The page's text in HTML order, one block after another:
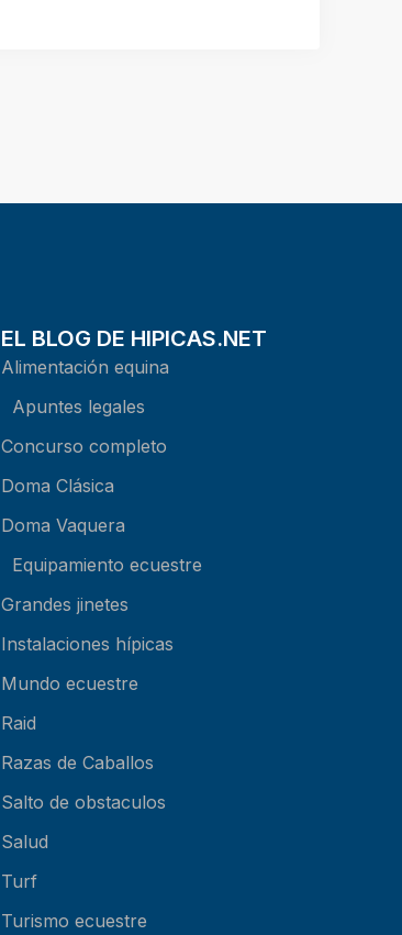
EL BLOG DE HIPICAS.NET
Alimentación equina
Apuntes legales
Concurso completo
Doma Clásica
Doma Vaquera
Equipamiento ecuestre
Grandes jinetes
Instalaciones hípicas
Mundo ecuestre
Raid
Razas de Caballos
Salto de obstaculos
Salud
Turf
Turismo ecuestre